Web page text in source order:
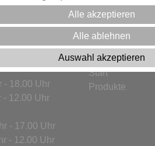
- 18.00 Uhr
12.00 Uhr
- 17.00 Uhr
12.00 Uhr
Start
Produkte
Alle akzeptieren
Alle ablehnen
Auswahl akzeptieren